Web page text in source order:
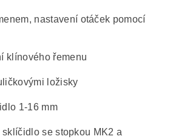
nastavení otáček pomocí
klínového řemenu
ložisky
1-16 mm
sklíčidlo se stopkou MK2 a